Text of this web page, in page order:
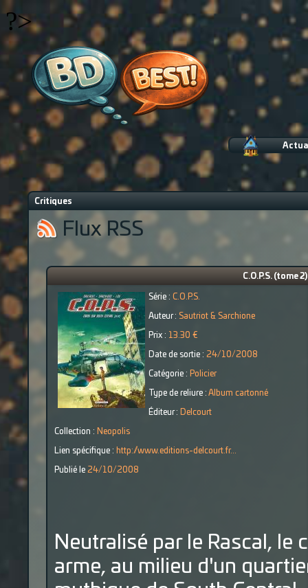
?>
Critiques
Flux RSS
C.O.P.S. (tome
Série : C.O.P.S.
Auteur : Sautriot & Sarchione
Prix : 13.30 €
Date de sortie : 24/10/2008
Catégorie : Policier
Type de reliure : Album cartonné
Éditeur : Delcourt
Collection : Neopolis
Lien spécifique : http://www.editions-delcourt.fr...
Publié le 24/10/2008
Neutralisé par le Rascal, le
arme, au milieu d'un